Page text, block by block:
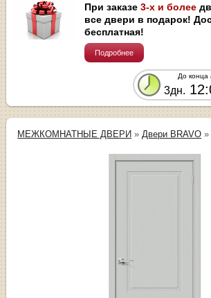
При заказе3-х и более
все двери в подарок!
бесплатная!
Подробнее
До конца
3дн.
МЕЖКОМНАТНЫЕ ДВЕРИ » Двери BRAVO »